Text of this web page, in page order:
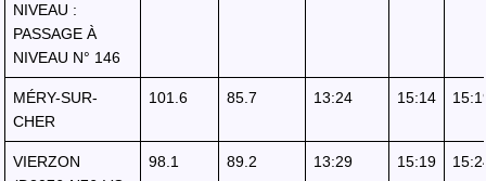
NIVEAU :
PASSAGE À
NIVEAU N° 146
MÉRY-SUR-
CHER
101.6 85.7 13:24 15:14
VIERZON
98.1 89.2 13:29 15:19